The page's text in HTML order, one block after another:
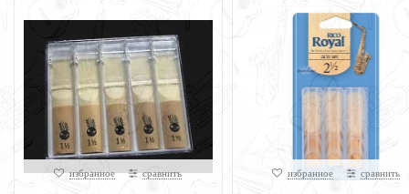
избранное сравнить избранное сравнить